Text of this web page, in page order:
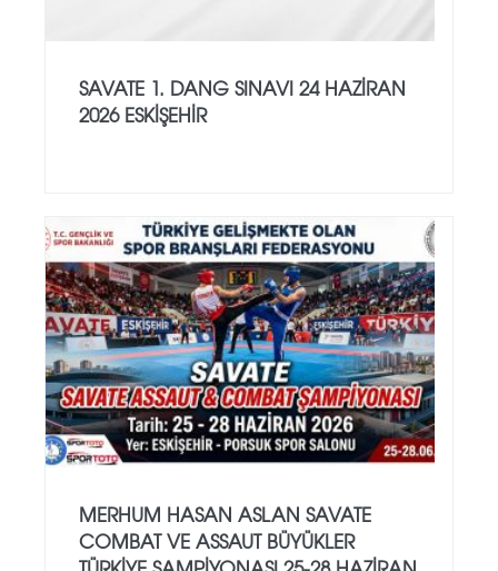
SAVATE 1. DANG SINAVI 24 HAZİRAN
2026 ESKİŞEHİR
MERHUM HASAN ASLAN SAVATE
COMBAT VE ASSAUT BÜYÜKLER